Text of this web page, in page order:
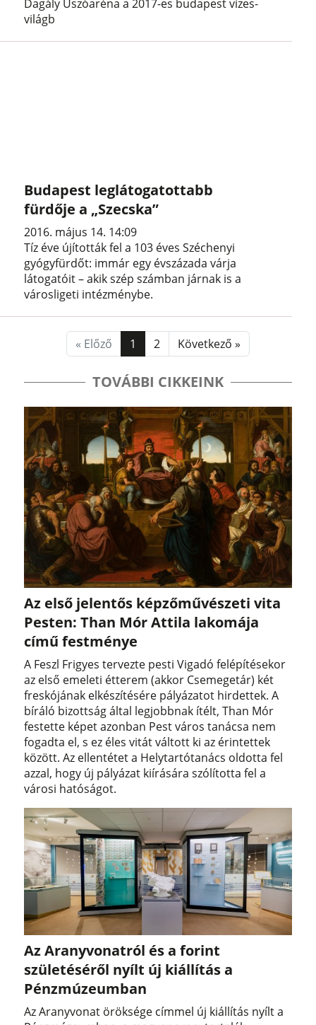
Dagály Úszóaréna a 2017-es budapest vizes-
világb
Budapest leglátogatottabb
fürdője a „Szecska”
2016. május 14. 14:09
Tíz éve újították fel a 103 éves Széchenyi
gyógyfürdőt: immár egy évszázada várja
látogatóit – akik szép számban járnak is a
városligeti intézménybe.
« Előző 1 2 Következő »
TOVÁBBI CIKKEINK
Az első jelentős képzőművészeti vita
Pesten: Than Mór Attila lakomája
című festménye
A Feszl Frigyes tervezte pesti Vigadó felépítésekor
az első emeleti étterem (akkor Csemegetár) két
freskójának elkészítésére pályázatot hirdettek. A
bíráló bizottság által legjobbnak ítélt, Than Mór
festette képet azonban Pest város tanácsa nem
fogadta el, s ez éles vitát váltott ki az érintettek
között. Az ellentétet a Helytartótanács oldotta fel
azzal, hogy új pályázat kiírására szólította fel a
városi hatóságot.
Az Aranyvonatról és a forint
születéséről nyílt új kiállítás a
Pénzmúzeumban
Az Aranyvonat öröksége címmel új kiállítás nyílt a